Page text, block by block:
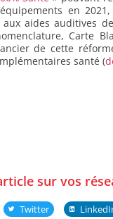
en
aides auditives
Carte
de cette
santé (
sur vos
Twitter